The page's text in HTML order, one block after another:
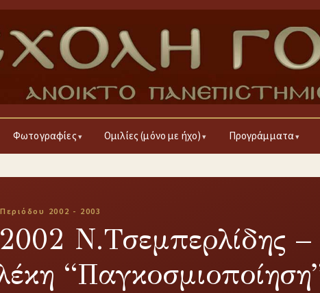
Φωτογραφίες Ομιλίες (μόνο με ήχο) Προγράμματα
2002 - 2003
Ν.Τσεμπερλίδης –